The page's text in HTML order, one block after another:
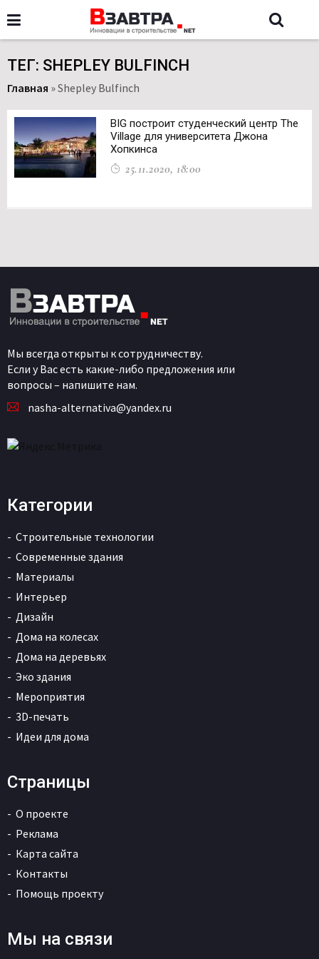
ТЕГ: SHEPLEY BULFINCH
Главная »Shepley Bulfinch
BIG построит студенческий центр The
Village для университета Джона
Хопкинса
25.11.2020, 18:00
Мы всегда открыты к сотрудничеству.
Если у Вас есть какие-либо предложения или
вопросы – напишите нам.
nasha-alternativa@yandex.ru
Категории
Строительные технологии
Современные здания
Материалы
Интерьер
Дизайн
Дома на колесах
Дома на деревьях
Эко здания
Мероприятия
3D-печать
Идеи для дома
Страницы
О проекте
Реклама
Карта сайта
Контакты
Помощь проекту
Мы на связи